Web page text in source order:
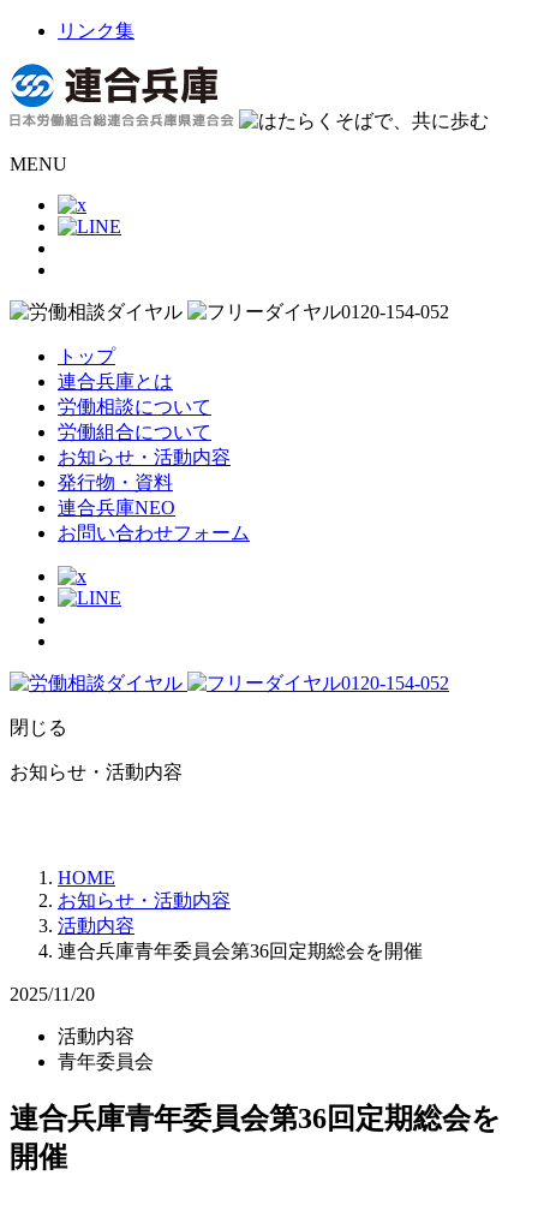
リンク集
MENU
トップ
連合兵庫とは
労働相談について
労働組合について
お知らせ・活動内容
発行物・資料
連合兵庫NEO
お問い合わせフォーム
閉じる
お知らせ・活動内容
HOME
お知らせ・活動内容
活動内容
連合兵庫青年委員会第36回定期総会を開催
2025/11/20
活動内容
青年委員会
連合兵庫青年委員会第36回定期総会を
開催